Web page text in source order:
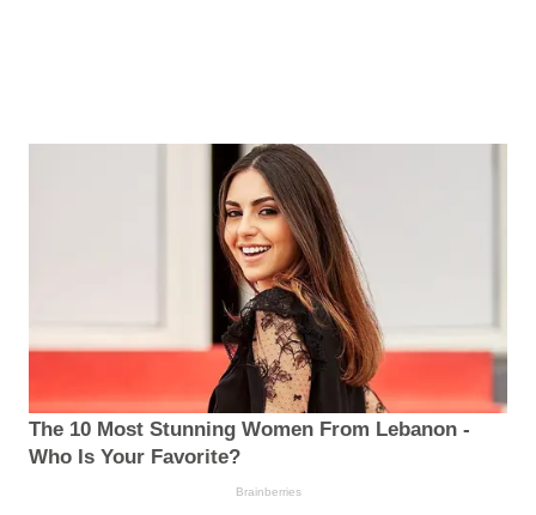
The 10 Most Stunning Women From Lebanon -
Who Is Your Favorite?
Brainberries